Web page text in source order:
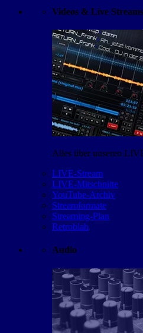
Videos & Live Streams
Alles über unseren
LIVE-Stream
LIVE-Mitschnitte
YouTube-Archiv
Streamformate
Streaming-Plan
Retroblah
Audio